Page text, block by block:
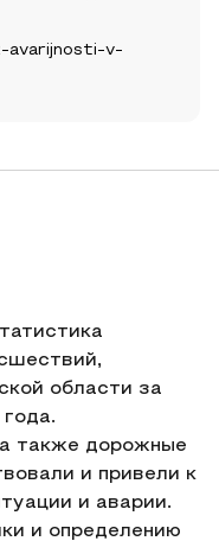
avarijnosti-v-
области за
а также дорожные
и привели к
и аварии.
и определению